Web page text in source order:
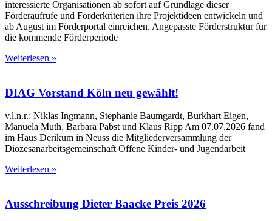
interessierte Organisationen ab sofort auf Grundlage dieser
Förderaufrufe und Förderkriterien ihre Projektideen entwickeln und
ab August im Förderportal einreichen. Angepasste Förderstruktur für
die kommende Förderperiode
Weiterlesen »
DIAG Vorstand Köln neu gewählt!
v.l.n.r.: Niklas Ingmann, Stephanie Baumgardt, Burkhart Eigen,
Manuela Muth, Barbara Pabst und Klaus Ripp Am 07.07.2026 fand
im Haus Derikum in Neuss die Mitgliederversammlung der
Diözesanarbeitsgemeinschaft Offene Kinder- und Jugendarbeit
Weiterlesen »
Ausschreibung Dieter Baacke Preis 2026